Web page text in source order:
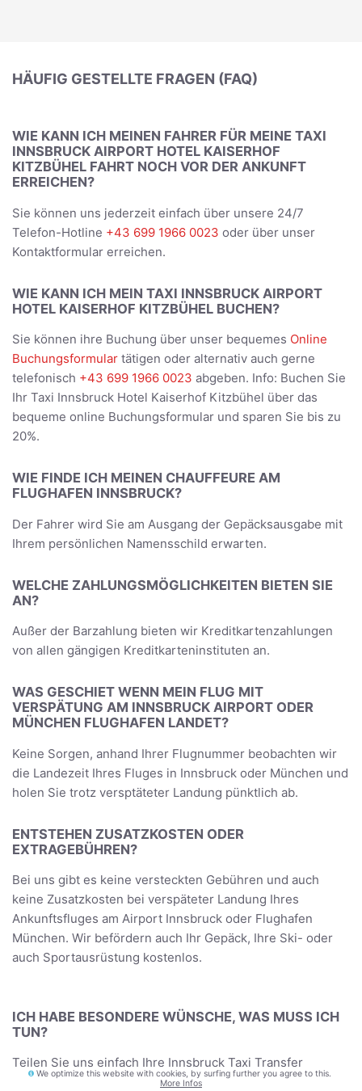
HÄUFIG GESTELLTE FRAGEN (FAQ)
WIE KANN ICH MEINEN FAHRER FÜR MEINE TAXI
INNSBRUCK AIRPORT HOTEL KAISERHOF
KITZBÜHEL FAHRT NOCH VOR DER ANKUNFT
ERREICHEN?
Sie können uns jederzeit einfach über unsere 24/7
Telefon-Hotline +43 699 1966 0023 oder über unser
Kontaktformular erreichen.
WIE KANN ICH MEIN TAXI INNSBRUCK AIRPORT
HOTEL KAISERHOF KITZBÜHEL BUCHEN?
Sie können ihre Buchung über unser bequemes Online
Buchungsformular tätigen oder alternativ auch gerne
telefonisch +43 699 1966 0023 abgeben. Info: Buchen Sie
Ihr Taxi Innsbruck Hotel Kaiserhof Kitzbühel über das
bequeme online Buchungsformular und sparen Sie bis zu
20%.
WIE FINDE ICH MEINEN CHAUFFEURE AM
FLUGHAFEN INNSBRUCK?
Der Fahrer wird Sie am Ausgang der Gepäcksausgabe mit
Ihrem persönlichen Namensschild erwarten.
WELCHE ZAHLUNGSMÖGLICHKEITEN BIETEN SIE
AN?
Außer der Barzahlung bieten wir Kreditkartenzahlungen
von allen gängigen Kreditkarteninstituten an.
WAS GESCHIET WENN MEIN FLUG MIT
VERSPÄTUNG AM INNSBRUCK AIRPORT ODER
MÜNCHEN FLUGHAFEN LANDET?
Keine Sorgen, anhand Ihrer Flugnummer beobachten wir
die Landezeit Ihres Fluges in Innsbruck oder München und
holen Sie trotz versptäteter Landung pünktlich ab.
ENTSTEHEN ZUSATZKOSTEN ODER
EXTRAGEBÜHREN?
Bei uns gibt es keine versteckten Gebühren und auch
keine Zusatzkosten bei verspäteter Landung Ihres
Ankunftsfluges am Airport Innsbruck oder Flughafen
München. Wir befördern auch Ihr Gepäck, Ihre Ski- oder
auch Sportausrüstung kostenlos.
ICH HABE BESONDERE WÜNSCHE, WAS MUSS ICH
TUN?
Teilen Sie uns einfach Ihre Innsbruck Taxi Transfer
Wünsche mit und wir werden unser bestes geben um
We optimize this website with cookies, by surfing further you agree to this.
More Infos